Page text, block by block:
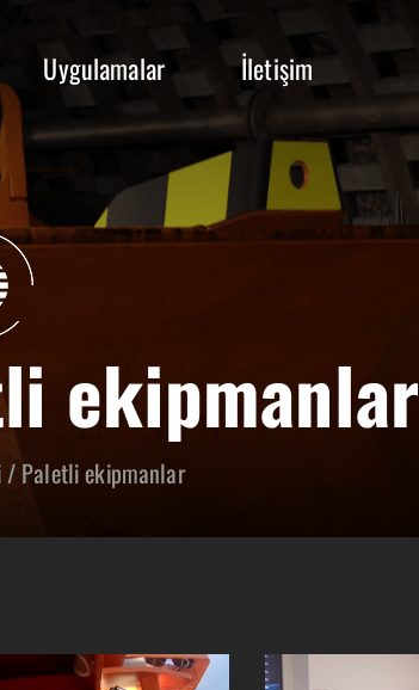
Uygulamalar İletişim
ekipmanlar
/ Paletli ekipmanlar